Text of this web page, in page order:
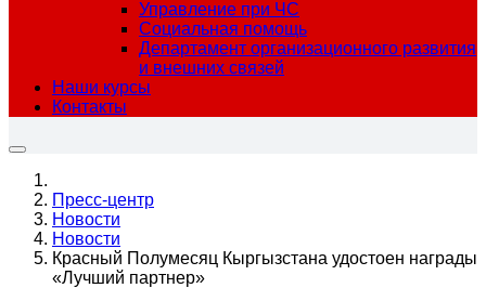
Управление при ЧС
Социальная помощь
Департамент организационного развития
и внешних связей
Наши курсы
Контакты
Пресс-центр
Новости
Новости
Красный Полумесяц Кыргызстана удостоен награды
«Лучший партнер»